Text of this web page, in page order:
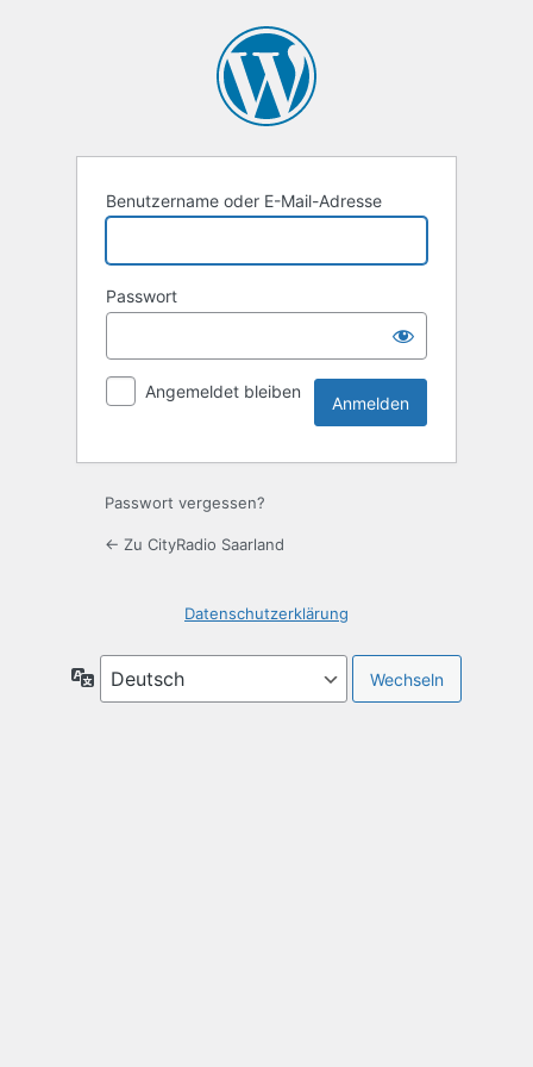
Benutzername oder E-Mail-Adresse
Passwort
Angemeldet bleiben
Passwort vergessen?
← Zu CityRadio Saarland
Datenschutzerklärung
Sprache